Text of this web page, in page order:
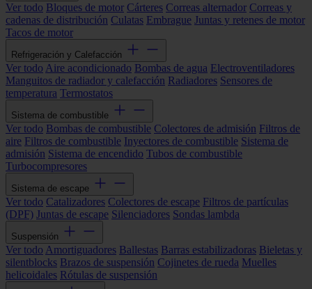
Ver todo Bloques de motor Cárteres Correas alternador Correas y
cadenas de distribución Culatas Embrague Juntas y retenes de motor
Tacos de motor
Refrigeración y Calefacción
Ver todo Aire acondicionado Bombas de agua Electroventiladores
Manguitos de radiador y calefacción Radiadores Sensores de
temperatura Termostatos
Sistema de combustible
Ver todo Bombas de combustible Colectores de admisión Filtros de
aire Filtros de combustible Inyectores de combustible Sistema de
admisión Sistema de encendido Tubos de combustible
Turbocompresores
Sistema de escape
Ver todo Catalizadores Colectores de escape Filtros de partículas
(DPF) Juntas de escape Silenciadores Sondas lambda
Suspensión
Ver todo Amortiguadores Ballestas Barras estabilizadoras Bieletas y
silentblocks Brazos de suspensión Cojinetes de rueda Muelles
helicoidales Rótulas de suspensión